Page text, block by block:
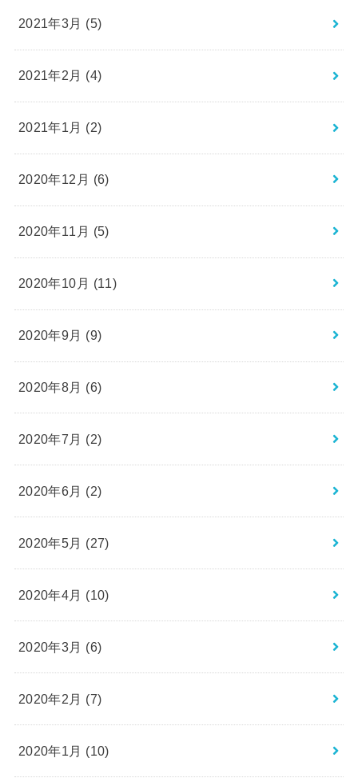
2021年3月 (5)
2021年2月 (4)
2021年1月 (2)
2020年12月 (6)
2020年11月 (5)
2020年10月 (11)
2020年9月 (9)
2020年8月 (6)
2020年7月 (2)
2020年6月 (2)
2020年5月 (27)
2020年4月 (10)
2020年3月 (6)
2020年2月 (7)
2020年1月 (10)